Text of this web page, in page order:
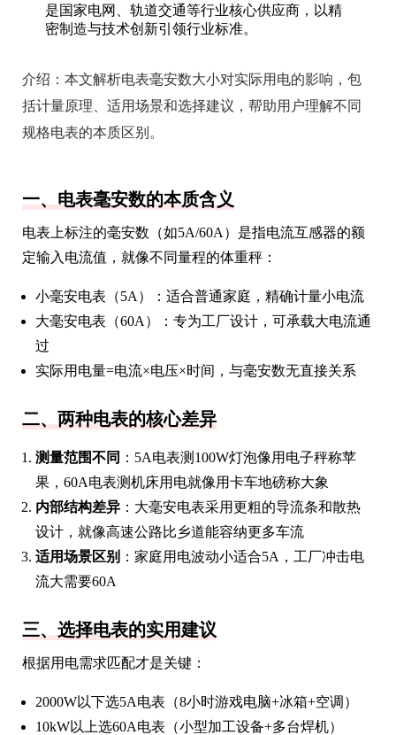
是国家电网、轨道交通等行业核心供应商，以精
密制造与技术创新引领行业标准。
介绍： 本文解析电表毫安数大小对实际用电的影响，包
括计量原理、适用场景和选择建议，帮助用户理解不同
规格电表的本质区别。
一、电表毫安数的本质含义
电表上标注的毫安数（如5A/60A）是指电流互感器的额
定输入电流值，就像不同量程的体重秤：
小毫安电表（5A）：适合普通家庭，精确计量小电流
大毫安电表（60A）：专为工厂设计，可承载大电流通
过
实际用电量=电流×电压×时间，与毫安数无直接关系
二、两种电表的核心差异
测量范围不同 ：5A电表测100W灯泡像用电子秤称苹
果，60A电表测机床用电就像用卡车地磅称大象
内部结构差异 ：大毫安电表采用更粗的导流条和散热
设计，就像高速公路比乡道能容纳更多车流
适用场景区别 ：家庭用电波动小适合5A，工厂冲击电
流大需要60A
三、选择电表的实用建议
根据用电需求匹配才是关键：
2000W以下选5A电表（8小时游戏电脑+冰箱+空调）
10kW以上选60A电表（小型加工设备+多台焊机）